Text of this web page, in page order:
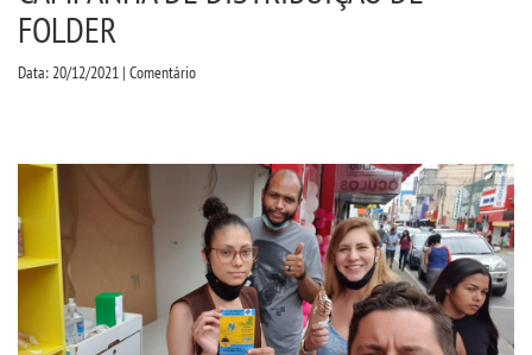
CPA
CPSA
ATENDIMENTO PSICOPEDAGÃ³GICO
CURSOS
BACHARELADOS
FOLDER
Data: 20/12/2021 | Comentário